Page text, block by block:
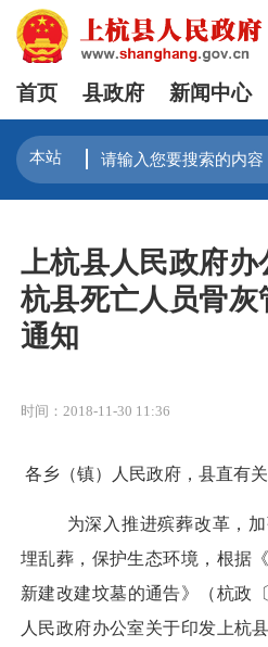
首页 县政府 新闻中心
上杭县人民政府
杭县死亡人员骨灰
通知
时间：2018-11-30 11:36
各乡（镇）人民政府，县直有关
为深入推进殡葬改革，
埋乱葬，保护生态环境，根据
新建改建坟墓的通告》（杭政〔
人民政府办公室关于印发上杭